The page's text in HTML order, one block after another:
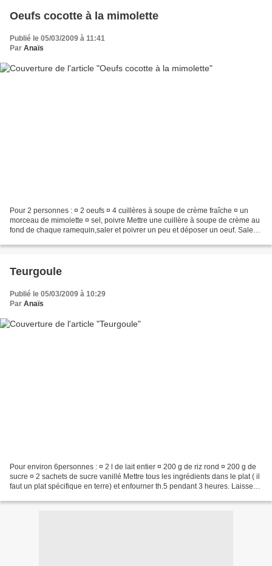
Oeufs cocotte à la mimolette
Publié le 05/03/2009 à 11:41
Par Anaïs
Pour 2 personnes : ¤ 2 oeufs ¤ 4 cuillères à soupe de crème fraîche ¤ un
morceau de mimolette ¤ sel, poivre Mettre une cuillère à soupe de crème au
fond de chaque ramequin,saler et poivrer un peu et déposer un oeuf. Saler
Teurgoule
Publié le 05/03/2009 à 10:29
Par Anaïs
Pour environ 6personnes : ¤ 2 l de lait entier ¤ 200 g de riz rond ¤ 200 g de
sucre ¤ 2 sachets de sucre vanillé Mettre tous les ingrédients dans le plat ( il
faut un plat spécifique en terre) et enfourner th.5 pendant 3 heures. Laisser